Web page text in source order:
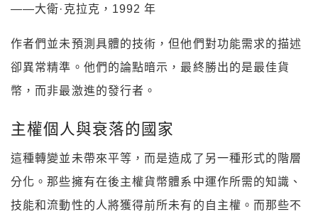
——大衛·克拉克，1992 年
作者們並未預測具體的技術，但他們對功能需求的描述
卻異常精準。他們的論點暗示，最終勝出的是最佳貨
幣，而非最激進的發行者。
主權個人與衰落的國家
這種轉變並未帶來平等，而是造成了另一種形式的階層
分化。那些擁有在後主權貨幣體系中運作所需的知識、
技能和流動性的人將獲得前所未有的自主權。而那些不